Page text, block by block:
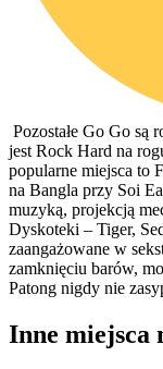
Pozostałe Go Go są
jest Rock Hard na
popularne miejsca to
na Bangla przy Soi
muzyką, projekcją
Dyskoteki – Tiger,
zaangażowane w
zamknięciu barów,
Patong nigdy nie
Inne miejsca